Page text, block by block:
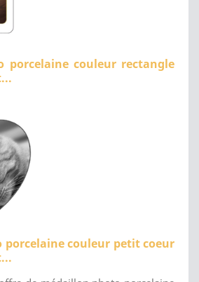
porcelaine couleur rectangle
porcelaine couleur petit coeur